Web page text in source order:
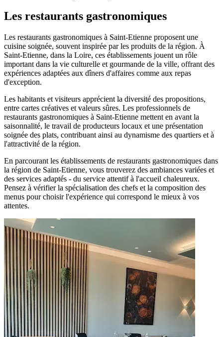
Les restaurants gastronomiques
Les restaurants gastronomiques à Saint-Etienne proposent une
cuisine soignée, souvent inspirée par les produits de la région. À
Saint-Etienne, dans la Loire, ces établissements jouent un rôle
important dans la vie culturelle et gourmande de la ville, offrant des
expériences adaptées aux dîners d'affaires comme aux repas
d'exception.
Les habitants et visiteurs apprécient la diversité des propositions,
entre cartes créatives et valeurs sûres. Les professionnels de
restaurants gastronomiques à Saint-Etienne mettent en avant la
saisonnalité, le travail de producteurs locaux et une présentation
soignée des plats, contribuant ainsi au dynamisme des quartiers et à
l'attractivité de la région.
En parcourant les établissements de restaurants gastronomiques dans
la région de Saint-Etienne, vous trouverez des ambiances variées et
des services adaptés - du service attentif à l'accueil chaleureux.
Pensez à vérifier la spécialisation des chefs et la composition des
menus pour choisir l'expérience qui correspond le mieux à vos
attentes.